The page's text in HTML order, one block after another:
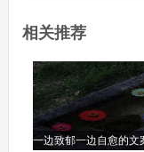
11. 为：是.
12. 沧沧凉凉：
相关推荐